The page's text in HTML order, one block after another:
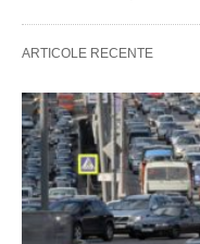
ARTICOLE RECENTE